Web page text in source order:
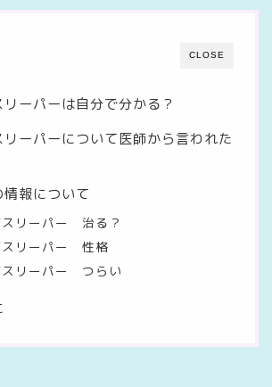
CLOSE
リーパーは自分で分かる？
リーパーについて医師から言われた
情報について
スリーパー 治る？
スリーパー 性格
スリーパー つらい